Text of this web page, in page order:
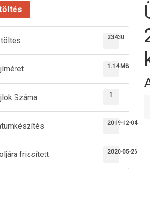
23430
1.14 MB
Száma 1
2019-12-04
frissített 2020-05-26